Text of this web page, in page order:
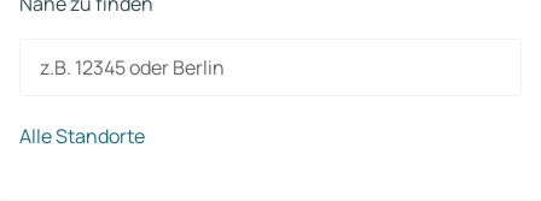
z.B. 12345 oder Berlin
Alle Standorte